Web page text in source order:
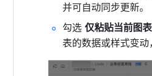
并可自动同步更新。
勾选 仅粘贴当前图
表的数据或样式变动